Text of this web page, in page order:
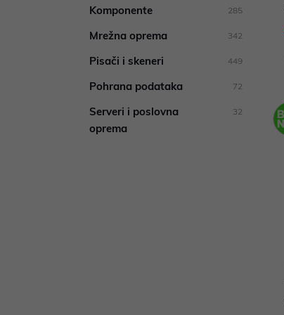
Komponente 285
Mrežna oprema 342
Pisači i skeneri 449
Pohrana podataka 72
Serveri i poslovna
oprema
32